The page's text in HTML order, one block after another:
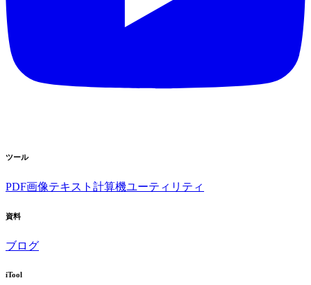
ツール
PDF画像テキスト 計算機ユーティリティ
資料
ブログ
iTool